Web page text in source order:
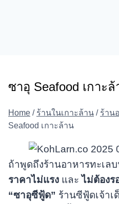
ซาอุ Seafood เกาะ
Home / ร้านในเกาะล้าน / ร้าน
Seafood เกาะล้าน
ถ้าพูดถึงร้านอาหารทะเล
ราคาไม่แรง และไม่ต้อง
“ซาอุซีฟู้ด” ร้านซีฟู้ดเจ้า